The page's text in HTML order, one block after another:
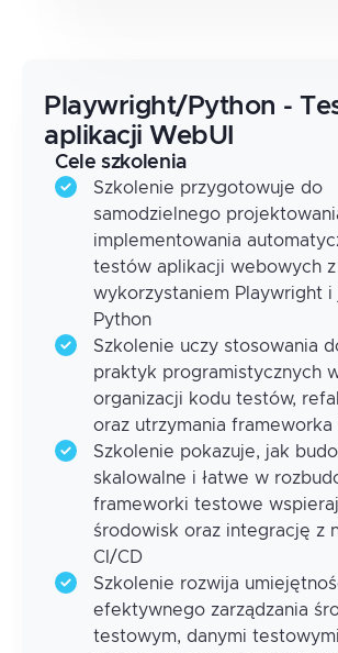
Playwright/Python -
aplikacji WebUI
Cele szkolenia
Szkolenie przygotowuje do
samodzielnego
implementowania
testów aplikacji webowych z
wykorzystaniem Playwright i
Python
Szkolenie uczy stosowania
praktyk programistycznych
organizacji kodu testów,
oraz utrzymania
Szkolenie pokazuje, jak
skalowalne i łatwe w
frameworki testowe
środowisk oraz integrację z
CI/CD
Szkolenie rozwija
efektywnego zarządzania
testowym, danymi